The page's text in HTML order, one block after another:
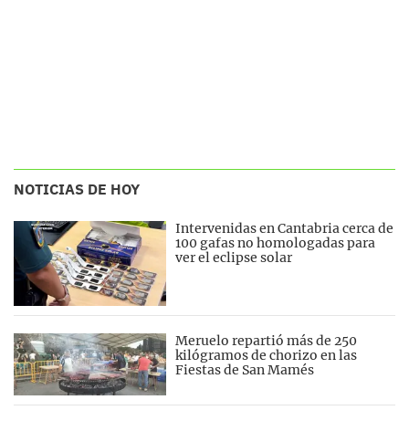
NOTICIAS DE HOY
Intervenidas en Cantabria cerca de
100 gafas no homologadas para
ver el eclipse solar
Meruelo repartió más de 250
kilógramos de chorizo en las
Fiestas de San Mamés